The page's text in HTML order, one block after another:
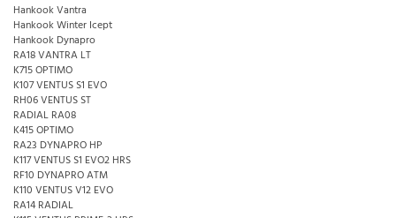
Hankook Vantra
Hankook Winter Icept
Hankook Dynapro
RA18 VANTRA LT
K715 OPTIMO
K107 VENTUS S1 EVO
RH06 VENTUS ST
RADIAL RA08
K415 OPTIMO
RA23 DYNAPRO HP
K117 VENTUS S1 EVO2 HRS
RF10 DYNAPRO ATM
K110 VENTUS V12 EVO
RA14 RADIAL